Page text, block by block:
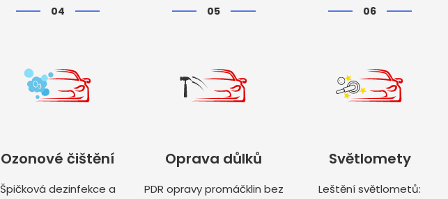
04
Ozonové čištění
Špičková dezinfekce a
05
Oprava důlků
PDR opravy promáčklin bez
06
Světlomety
Leštění světlometů: